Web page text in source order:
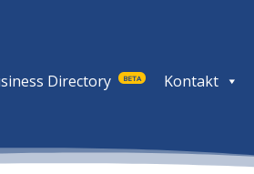
Directory BETA Kontakt